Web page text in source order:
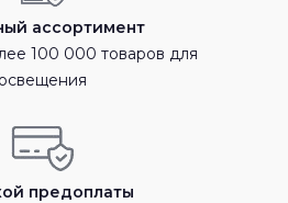
ассортимент
100 000 товаров для
освещения
предоплаты